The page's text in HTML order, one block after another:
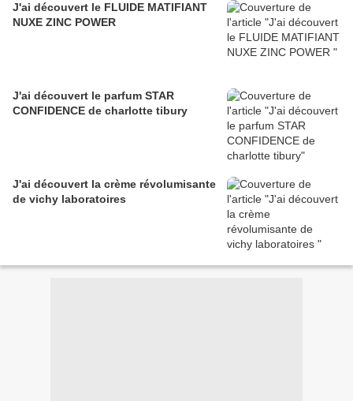
J'ai découvert le FLUIDE MATIFIANT
NUXE ZINC POWER
J'ai découvert le parfum STAR
CONFIDENCE de charlotte tibury
J'ai découvert la crème révolumisante
de vichy laboratoires